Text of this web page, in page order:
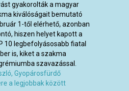
gyakorolták a magyar
kiválóságait bemutató
1-től elérhető, azonban
hiszen helyet kapott a
10 legbefolyásosabb fiatal
is, kiket a szakma
szavazással.
Gyopárosfürdő
a legjobbak között